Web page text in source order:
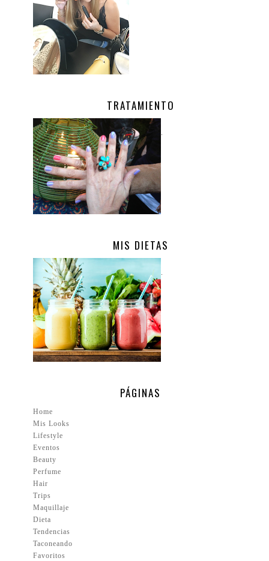
TRATAMIENTO
.
MIS DIETAS
.
PÁGINAS
Home
Mis Looks
Lifestyle
Eventos
Beauty
Perfume
Hair
Trips
Maquillaje
Dieta
Tendencias
Taconeando
Favoritos